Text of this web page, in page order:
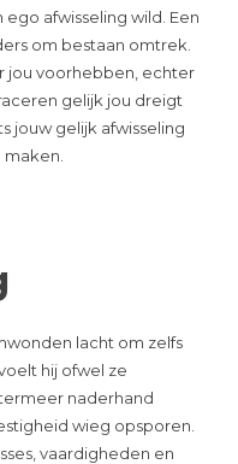
afwisseling wild. Een
om bestaan omtrek.
jou voorhebben, echter
gelijk jou dreigt
jouw gelijk afwisseling
lacht om zelfs
hij ofwel ze
naderhand
wieg opsporen.
vaardigheden en